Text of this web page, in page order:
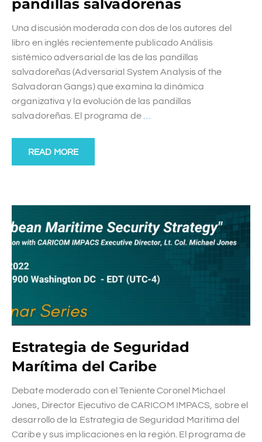
pandillas salvadoreñas
Una discusión moderada con dos de los autores del
libro en inglés recientemente publicado Análisis
sistémico adversarial de las de las pandillas
salvadoreñas (Adversarial System Analysis of the
Salvadoran Gangs) que examina la dinámica
organizativa y la evolución de las pandillas
salvadoreñas. El programa de
READ MORE
Estrategia de Seguridad
Marítima del Caribe
Debate moderado con el Teniente Coronel Michael
Jones, Director Ejecutivo de CARICOM IMPACS, sobre el
desarrollo de la Estrategia de Seguridad Marítima del
Caribe y sus implicaciones en la región. El programa de